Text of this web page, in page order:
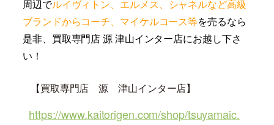
周辺でルイヴィトン、エルメス、シャネルなど高級
ブランドからコーチ、マイケルコース等を売るなら
是非、買取専門店 源 津山インター店にお越し下さ
い！
【買取専門店 源 津山インター店】
https://www.kaitorigen.com/shop/tsuyamaic.